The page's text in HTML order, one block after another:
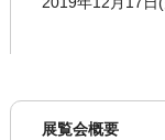
展覧会概要